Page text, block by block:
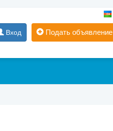
Вход Подать объявление